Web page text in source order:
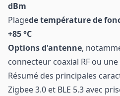
dBm
Plagede température de
+85 °C
Options d'antenne,
connecteur coaxial RF ou
Résumé des principales
Zigbee 3.0 et BLE 5.3 avec